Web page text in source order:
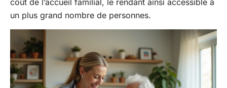
coût de l’accueil familial, le rendant ainsi accessible à
un plus grand nombre de personnes.